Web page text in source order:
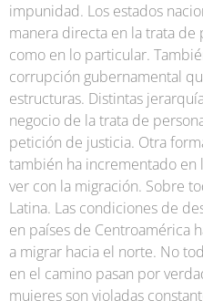
impunidad. Los estados
manera directa en la trata de
como en lo particular.
corrupción gubernamental
estructuras. Distintas
negocio de la trata de
petición de justicia. Otra
también ha incrementado en
ver con la migración. Sobre
Latina. Las condiciones de
en países de Centroamérica
a migrar hacia el norte. No
en el camino pasan por
mujeres son violadas